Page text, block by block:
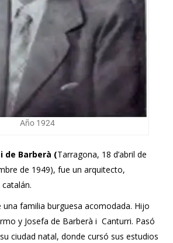
Año 1924
de Barberà (Tarragona, 18 d’abril de
de 1949), fue un arquitecto,
una familia burguesa acomodada. Hijo
y Josefa de Barberà i Canturri. Pasó
ciudad natal, donde cursó sus estudios